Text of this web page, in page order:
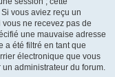
vous aviez reçu un
ne recevez pas de
une mauvaise adresse
a été filtré en tant que
électronique que vous
administrateur du forum.